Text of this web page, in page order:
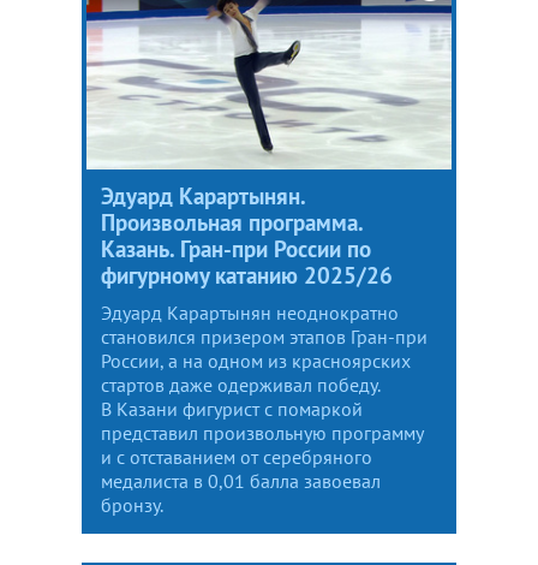
Эдуард Карартынян.
Произвольная программа.
Казань. Гран-при России по
фигурному катанию 2025/26
Эдуард Карартынян неоднократно
становился призером этапов Гран-при
России, а на одном из красноярских
стартов даже одерживал победу.
В Казани фигурист с помаркой
представил произвольную программу
и с отставанием от серебряного
медалиста в 0,01 балла завоевал
бронзу.